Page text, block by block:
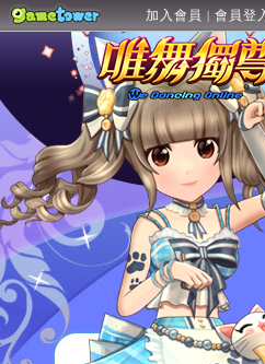
加入會員 | 會員登